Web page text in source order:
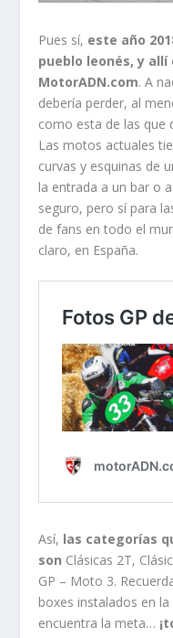
Pues sí, este año
pueblo leonés, y
MotorADN.com. A
debería perder, al
como esta de las que
Las motos actuales
curvas y esquinas de
la entrada a un bar o
seguro, pero sí para
de fans en todo el
claro, en España.
Así, las categorías
son Clásicas 2T,
GP – Moto 3.
boxes instalados en
encuentra la meta…